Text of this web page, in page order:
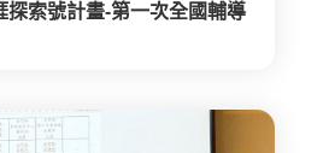
探索號計畫-第一次全國輔導